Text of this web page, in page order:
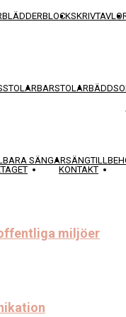
BLÄDDERBLOCK
BARSTOLAR
SÄNGAR
KONTAKT
miljöer